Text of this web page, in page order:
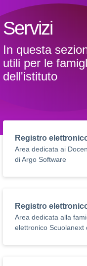
Servizi
In questa
utili per le
dell'istituto
Registro
Area dedicata ai
di Argo Software
Registro
Area dedicata alla
elettronico Scuolanext